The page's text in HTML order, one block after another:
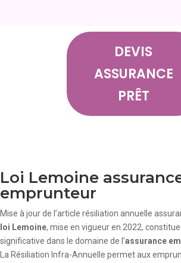
DEVIS
ASSURANCE
PRÊT
Loi Lemoine
emprunteur
Mise à jour de l’article résiliation annuelle
loi Lemoine, mise en vigueur en 2022,
significative dans le domaine de l’assurance
La Résiliation Infra-Annuelle permet aux